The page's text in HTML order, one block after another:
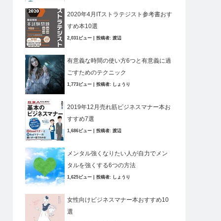
2020年4月ITストラテジスト参考書おす
すめ本10選
2,031ビュー 投稿者: 渡辺
有意義な時間の使い方6つと有意義に過
ごすためのテクニック
1,773ビュー 投稿者: しょうり
2019年12月売れ筋ビジネスマナー本お
すすめ7選
1,686ビュー 投稿者: 渡辺
メンタル強くなりたい人が自力でメン
タルを強くする6つの方法
1,625ビュー 投稿者: しょうり
女性向けビジネスマナー本おすすめ10
選